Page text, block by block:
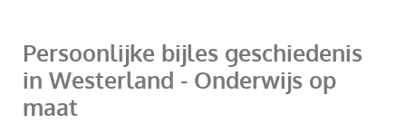
Persoonlijke bijles geschiedenis
in Westerland - Onderwijs op
maat